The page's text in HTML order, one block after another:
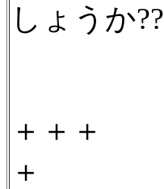
しょうか??
＋＋＋
＋